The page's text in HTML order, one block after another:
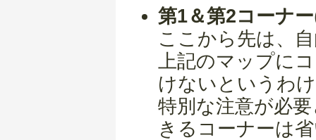
第1＆第2コーナー
ここから先は、
上記のマップに
けないというわ
特別な注意が必
きるコーナーは